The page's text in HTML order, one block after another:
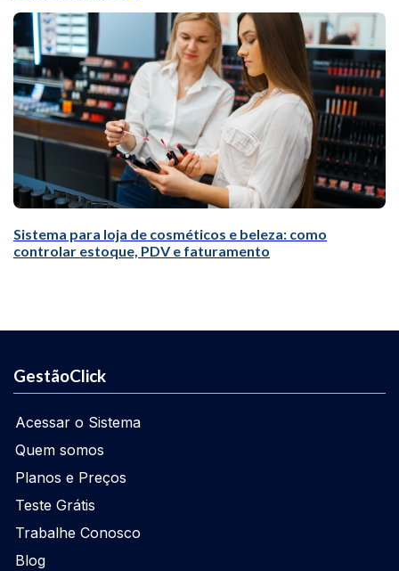
Sistema para loja de cosméticos e beleza: como
controlar estoque, PDV e faturamento
GestãoClick
Acessar o Sistema
Quem somos
Planos e Preços
Teste Grátis
Trabalhe Conosco
Blog